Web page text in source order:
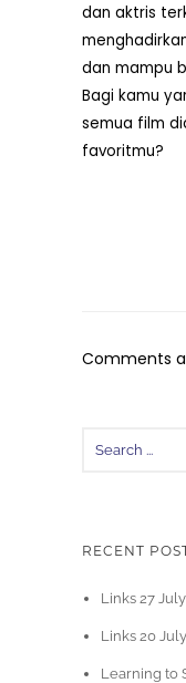
dan aktris
dan mampu
Bagi kamu
semua film
favoritmu?
Comments
RECENT
Links 27
Links 20
Learning to